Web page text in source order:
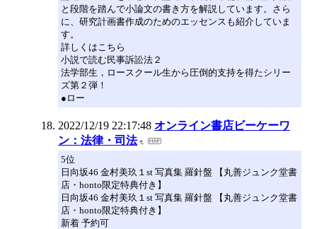
と段階を踏んで小論文の書き方を解説しています。さら
に、研究計画書作成のためのエッセンスも紹介していま
す。
詳しくはこちら
小説で読む民事訴訟法２
法学部生，ロースクール生から圧倒的支持を得たシリー
ズ第２弾！
●ロー
2022/12/19 22:17:48 オンライン書店ビーケーワ
ン：法律・司法
5位
日向坂46 金村美玖１st 写真集 羅針盤 【丸善ジュンク堂書
店・honto限定特典付き】
日向坂46 金村美玖１st 写真集 羅針盤 【丸善ジュンク堂書
店・honto限定特典付き】
新着 予約可